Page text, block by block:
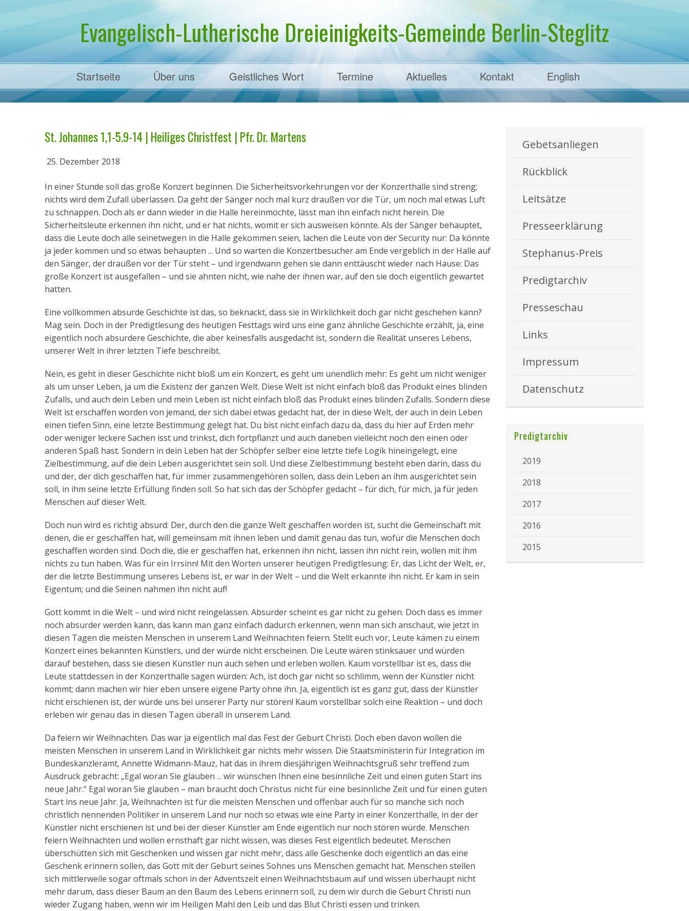
Evangelisch-Lutherische Dreieinigkeits-Gemeinde Berlin-Steglitz
Startseite
Über uns
Pfarrer Dr. Martens
Geistliches Wort Termine Aktuelles Kontakt English
St. Johannes 1,1-5.9-14 | Heiliges Christfest | Pfr. Dr. Martens
25. Dezember 2018
In einer Stunde soll das große Konzert beginnen. Die Sicherheitsvorkehrungen vor der Konzerthalle sind streng;
nichts wird dem Zufall überlassen. Da geht der Sänger noch mal kurz draußen vor die Tür, um noch mal etwas Luft
zu schnappen. Doch als er dann wieder in die Halle hereinmöchte, lässt man ihn einfach nicht herein. Die
Sicherheitsleute erkennen ihn nicht, und er hat nichts, womit er sich ausweisen könnte. Als der Sänger behauptet,
dass die Leute doch alle seinetwegen in die Halle gekommen seien, lachen die Leute von der Security nur: Da könnte
ja jeder kommen und so etwas behaupten ... Und so warten die Konzertbesucher am Ende vergeblich in der Halle auf
den Sänger, der draußen vor der Tür steht – und irgendwann gehen sie dann enttäuscht wieder nach Hause: Das
große Konzert ist ausgefallen – und sie ahnten nicht, wie nahe der ihnen war, auf den sie doch eigentlich gewartet
hatten.
Eine vollkommen absurde Geschichte ist das, so beknackt, dass sie in Wirklichkeit doch gar nicht geschehen kann?
Mag sein. Doch in der Predigtlesung des heutigen Festtags wird uns eine ganz ähnliche Geschichte erzählt, ja, eine
eigentlich noch absurdere Geschichte, die aber keinesfalls ausgedacht ist, sondern die Realität unseres Lebens,
unserer Welt in ihrer letzten Tiefe beschreibt.
Nein, es geht in dieser Geschichte nicht bloß um ein Konzert, es geht um unendlich mehr: Es geht um nicht weniger
als um unser Leben, ja um die Existenz der ganzen Welt. Diese Welt ist nicht einfach bloß das Produkt eines blinden
Zufalls, und auch dein Leben und mein Leben ist nicht einfach bloß das Produkt eines blinden Zufalls. Sondern diese
Welt ist erschaffen worden von jemand, der sich dabei etwas gedacht hat, der in diese Welt, der auch in dein Leben
einen tiefen Sinn, eine letzte Bestimmung gelegt hat. Du bist nicht einfach dazu da, dass du hier auf Erden mehr
oder weniger leckere Sachen isst und trinkst, dich fortpflanzt und auch daneben vielleicht noch den einen oder
anderen Spaß hast. Sondern in dein Leben hat der Schöpfer selber eine letzte tiefe Logik hineingelegt, eine
Zielbestimmung, auf die dein Leben ausgerichtet sein soll. Und diese Zielbestimmung besteht eben darin, dass du
und der, der dich geschaffen hat, für immer zusammengehören sollen, dass dein Leben an ihm ausgerichtet sein
soll, in ihm seine letzte Erfüllung finden soll. So hat sich das der Schöpfer gedacht – für dich, für mich, ja für jeden
Menschen auf dieser Welt.
Doch nun wird es richtig absurd: Der, durch den die ganze Welt geschaffen worden ist, sucht die Gemeinschaft mit
denen, die er geschaffen hat, will gemeinsam mit ihnen leben und damit genau das tun, wofür die Menschen doch
geschaffen worden sind. Doch die, die er geschaffen hat, erkennen ihn nicht, lassen ihn nicht rein, wollen mit ihm
nichts zu tun haben. Was für ein Irrsinn! Mit den Worten unserer heutigen Predigtlesung: Er, das Licht der Welt, er,
der die letzte Bestimmung unseres Lebens ist, er war in der Welt – und die Welt erkannte ihn nicht. Er kam in sein
Eigentum; und die Seinen nahmen ihn nicht auf!
Gott kommt in die Welt – und wird nicht reingelassen. Absurder scheint es gar nicht zu gehen. Doch dass es immer
noch absurder werden kann, das kann man ganz einfach dadurch erkennen, wenn man sich anschaut, wie jetzt in
diesen Tagen die meisten Menschen in unserem Land Weihnachten feiern. Stellt euch vor, Leute kämen zu einem
Konzert eines bekannten Künstlers, und der würde nicht erscheinen. Die Leute wären stinksauer und würden
darauf bestehen, dass sie diesen Künstler nun auch sehen und erleben wollen. Kaum vorstellbar ist es, dass die
Leute stattdessen in der Konzerthalle sagen würden: Ach, ist doch gar nicht so schlimm, wenn der Künstler nicht
kommt; dann machen wir hier eben unsere eigene Party ohne ihn. Ja, eigentlich ist es ganz gut, dass der Künstler
nicht erschienen ist, der würde uns bei unserer Party nur stören! Kaum vorstellbar solch eine Reaktion – und doch
erleben wir genau das in diesen Tagen überall in unserem Land.
Da feiern wir Weihnachten. Das war ja eigentlich mal das Fest der Geburt Christi. Doch eben davon wollen die
meisten Menschen in unserem Land in Wirklichkeit gar nichts mehr wissen. Die Staatsministerin für Integration im
Bundeskanzleramt, Annette Widmann-Mauz, hat das in ihrem diesjährigen Weihnachtsgruß sehr treffend zum
Ausdruck gebracht: „Egal woran Sie glauben ... wir wünschen Ihnen eine besinnliche Zeit und einen guten Start ins
neue Jahr.“ Egal woran Sie glauben – man braucht doch Christus nicht für eine besinnliche Zeit und für einen guten
Start ins neue Jahr. Ja, Weihnachten ist für die meisten Menschen und offenbar auch für so manche sich noch
christlich nennenden Politiker in unserem Land nur noch so etwas wie eine Party in einer Konzerthalle, in der der
Künstler nicht erschienen ist und bei der dieser Künstler am Ende eigentlich nur noch stören würde. Menschen
feiern Weihnachten und wollen ernsthaft gar nicht wissen, was dieses Fest eigentlich bedeutet. Menschen
überschütten sich mit Geschenken und wissen gar nicht mehr, dass alle Geschenke doch eigentlich an das eine
Geschenk erinnern sollen, das Gott mit der Geburt seines Sohnes uns Menschen gemacht hat. Menschen stellen
sich mittlerweile sogar oftmals schon in der Adventszeit einen Weihnachtsbaum auf und wissen überhaupt nicht
mehr darum, dass dieser Baum an den Baum des Lebens erinnern soll, zu dem wir durch die Geburt Christi nun
wieder Zugang haben, wenn wir im Heiligen Mahl den Leib und das Blut Christi essen und trinken.
Gebetsanliegen
Rückblick
Leitsätze
Presseerklärung
Stephanus-Preis
Predigtarchiv
Presseschau
Links
Impressum
Datenschutz
Predigtarchiv
2019
2018
2017
2016
2015